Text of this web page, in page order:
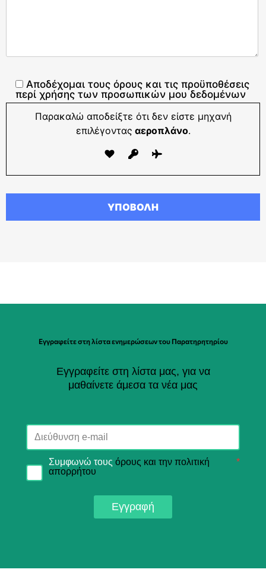
Αποδέχομαι τους όρους και τις προϋποθέσεις
περί χρήσης των προσωπικών μου δεδομένων
Παρακαλώ αποδείξτε ότι δεν είστε μηχανή
επιλέγοντας αεροπλάνο.
Εγγραφείτε στη λίστα ενημερώσεων του Παρατηρητηρίου
Εγγραφείτε στη λίστα μας, για να
μαθαίνετε άμεσα τα νέα μας
Συμφωνώ τους όρους και την πολιτική
απορρήτου
*
Εγγραφή